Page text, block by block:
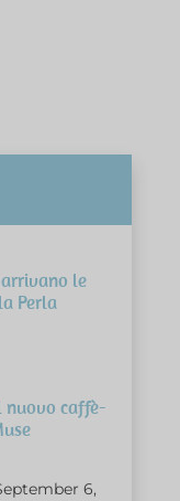
le
Perla
nuovo caffè-
6,